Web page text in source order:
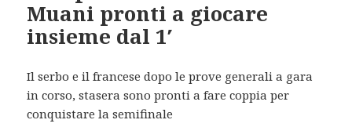
Muani pronti a giocare
insieme dal 1′
Il serbo e il francese dopo le prove generali a gara
in corso, stasera sono pronti a fare coppia per
conquistare la semifinale